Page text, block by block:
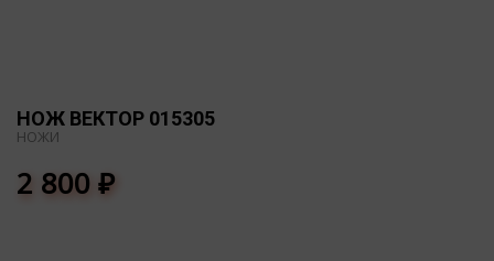
НОЖ ВЕКТОР 015305
НОЖИ
2 800₽